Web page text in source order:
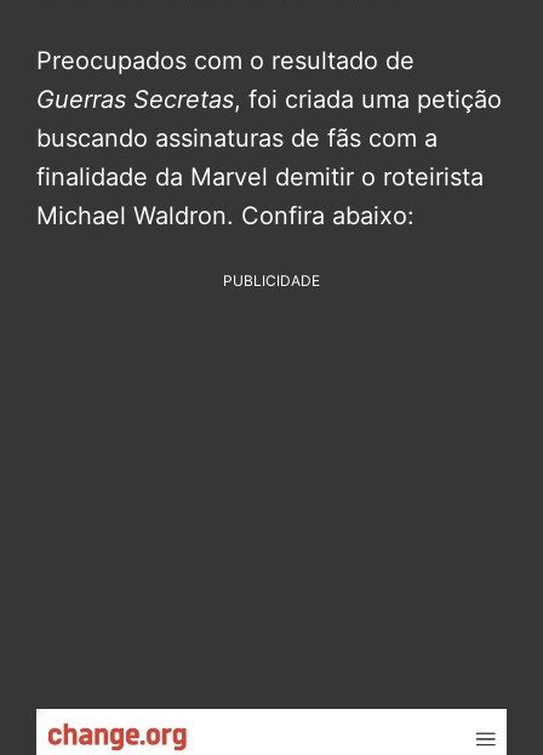
Preocupados com o resultado de
Guerras Secretas, foi criada uma petição
buscando assinaturas de fãs com a
finalidade da Marvel demitir o roteirista
Michael Waldron. Confira abaixo:
PUBLICIDADE